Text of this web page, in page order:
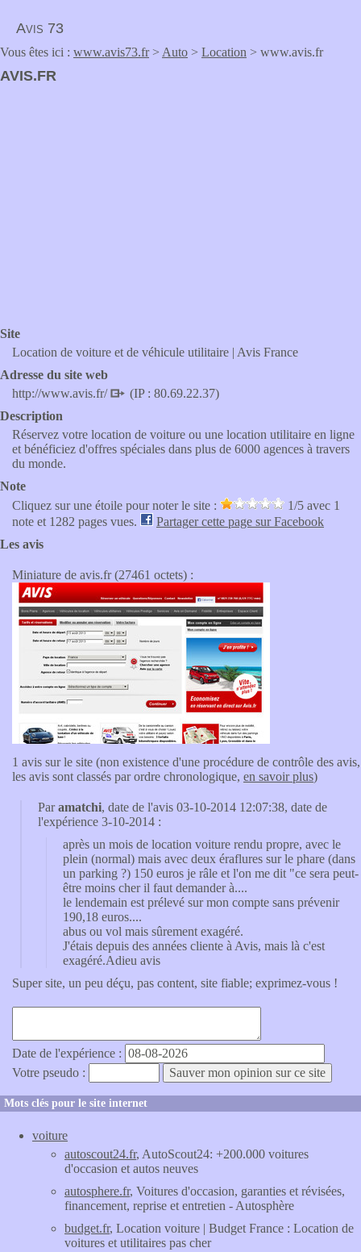
Avis 73
Vous êtes ici : www.avis73.fr> Auto > Location > www.avis.fr
AVIS.FR
Site
Location de voiture et de véhicule utilitaire | Avis France
Adresse du site web
http://www.avis.fr/
(IP : 80.69.22.37)
Description
Réservez votre location de voiture ou une location utilitaire en ligne
et bénéficiez d'offres spéciales dans plus de 6000 agences à travers
du monde.
Note
Cliquez sur une étoile pour noter le site :
1/5 avec 1
note et 1282 pages vues.
Partager cette page sur Facebook
Les avis
Miniature de avis.fr (27461 octets) :
1 avis sur le site (non existence d'une procédure de contrôle des avis,
les avis sont classés par ordre chronologique, en savoir plus)
Paramatchi, date de l'avis 03-10-2014 12:07:38, date de
l'expérience 3-10-2014 :
après un mois de location voiture rendu propre, avec le
plein (normal) mais avec deux éraflures sur le phare (dans
un parking ?) 150 euros je râle et l'on me dit "ce sera peut-
être moins cher il faut demander à....
le lendemain est prélevé sur mon compte sans prévenir
190,18 euros....
abus ou vol mais sûrement exagéré.
J'étais depuis des années cliente à Avis, mais là c'est
exagéré.Adieu avis
Super site, un peu déçu, pas content, site fiable; exprimez-vous !
Date de l'expérience :
Votre pseudo :
Mots clés pour le site internet
voiture
autoscout24.fr, AutoScout24: +200.000 voitures
d'occasion et autos neuves
autosphere.fr, Voitures d'occasion, garanties et révisées,
financement, reprise et entretien - Autosphère
budget.fr, Location voiture | Budget France : Location de
voitures et utilitaires pas cher